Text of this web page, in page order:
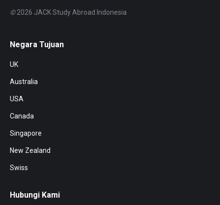
©2026 JACK Study Abroad Indonesia
Negara Tujuan
UK
Australia
USA
Canada
Singapore
New Zealand
Swiss
Hubungi Kami